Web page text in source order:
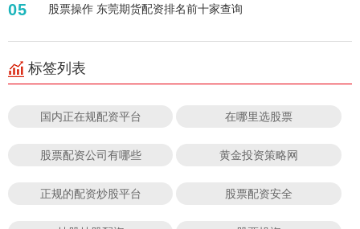
05 股票操作 东莞期货配资排名前十家查询
标签列表
国内正在规配资平台 在哪里选股票
股票配资公司有哪些 黄金投资策略网
正规的配资炒股平台 股票配资安全